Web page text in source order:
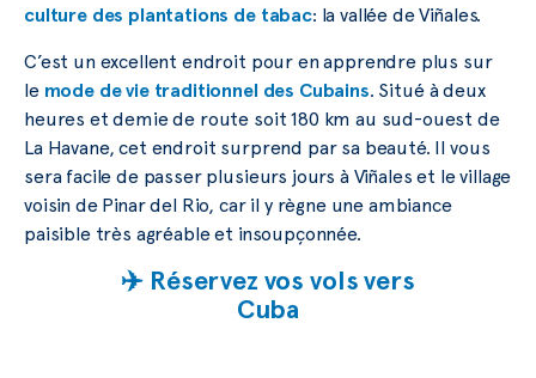
culture des plantations de tabac: la vallée de Viñales.
C’est un excellent endroit pour en apprendre plus sur
le mode de vie traditionnel des Cubains. Situé à deux
heures et demie de route soit 180 km au sud-ouest de
La Havane, cet endroit surprend par sa beauté. Il vous
sera facile de passer plusieurs jours à Viñales et le village
voisin de Pinar del Rio, car il y règne une ambiance
paisible très agréable et insoupçonnée.
✈️ Réservez vos vols vers
Cuba